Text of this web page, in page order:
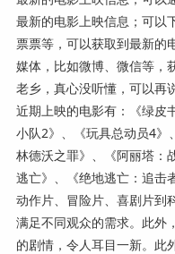
最新的电影上映信息；可以
票票等，可以获取到最新的
媒体，比如微博、微信等，
老乡，真心没听懂，可以再
近期上映的电影有：《绿皮
小队2》、《玩具总动员4》
林德沃之罪》、《阿丽塔：
逃亡》、《绝地逃亡：追击
动作片、冒险片、喜剧片到
满足不同观众的需求。此外
的剧情，令人耳目一新。此